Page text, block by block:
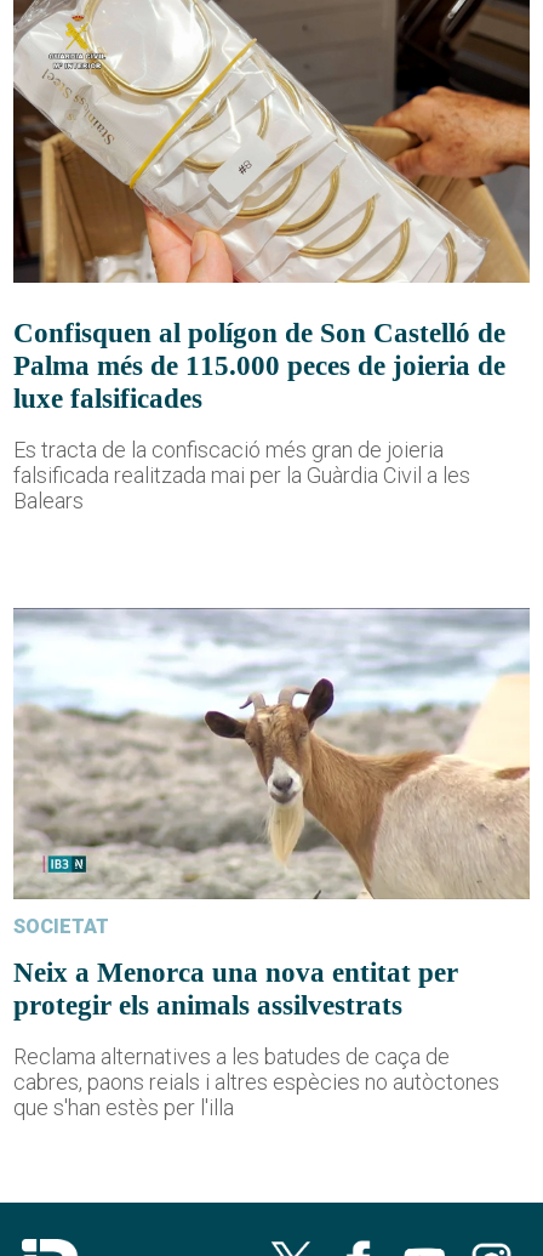
Confisquen al polígon de Son Castelló de
Palma més de 115.000 peces de joieria de
luxe falsificades
Es tracta de la confiscació més gran de joieria
falsificada realitzada mai per la Guàrdia Civil a les
Balears
SOCIETAT
Neix a Menorca una nova entitat per
protegir els animals assilvestrats
Reclama alternatives a les batudes de caça de
cabres, paons reials i altres espècies no autòctones
que s'han estès per l'illa